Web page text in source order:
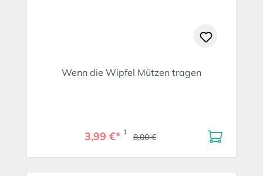
Wenn die Wipfel Mützen tragen
3,99 €* 1 8,00 €